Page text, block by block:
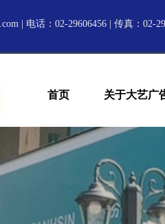
| 电话：02-29606456 | 传真：02-
首页 关于大艺广